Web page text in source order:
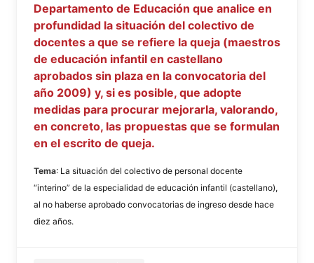
Departamento de Educación que analice en
profundidad la situación del colectivo de
docentes a que se refiere la queja (maestros
de educación infantil en castellano
aprobados sin plaza en la convocatoria del
año 2009) y, si es posible, que adopte
medidas para procurar mejorarla, valorando,
en concreto, las propuestas que se formulan
en el escrito de queja.
Tema: La situación del colectivo de personal docente
“interino” de la especialidad de educación infantil (castellano),
al no haberse aprobado convocatorias de ingreso desde hace
diez años.